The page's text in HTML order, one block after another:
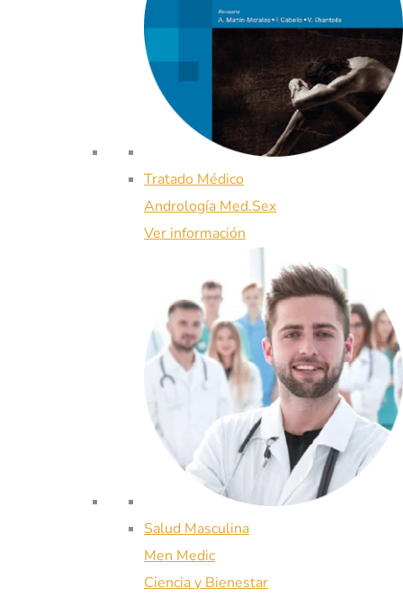
Tratado Médico
Andrología Med.Sex
Ver información
Salud Masculina
Men Medic
Ciencia y Bienestar